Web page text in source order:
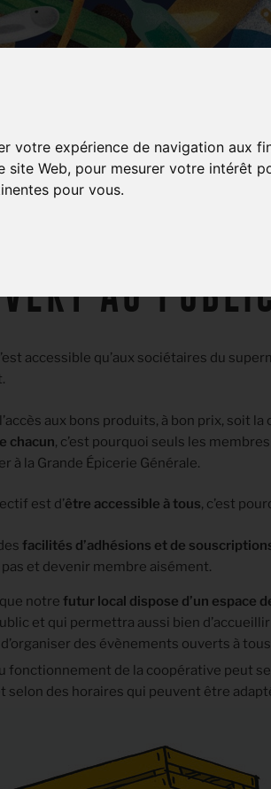
votre expérience de navigation aux
site Web, pour mesurer votre intérêt
pour vous.
FAQ / QUESTIONS COURANTES
AU
accessible qu’aux sociétaires du
aux bons produits, à bon prix, soit la
chacun, c’est pourquoi seuls les
à la Grande Épicerie Générale.
est d’être accessible à tous, c’est
facilités d’adhésions et de
et devenir membre aisément.
notre futur local dispose d’un espace
et qui permettra aussi bien
des évènements ouverts à
fonctionnement de la coopérative peut
selon des horaires qui peuvent être